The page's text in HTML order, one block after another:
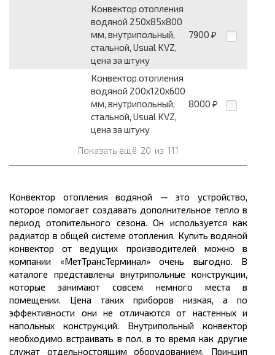
Конвектор отопления
водяной 250х85х800
мм, внутрипольный,
стальной, Usual KVZ,
цена за штуку
7900 ₽
Конвектор отопления
водяной 200х120х600
мм, внутрипольный,
стальной, Usual KVZ,
цена за штуку
8000 ₽
Показать ещё 20 из 111
Конвектор отопления водяной — это устройство,
которое помогает создавать дополнительное тепло в
период отопительного сезона. Он используется как
радиатор в общей системе отопления. Купить водяной
конвектор от ведущих производителей можно в
компании «МетТрансТерминал» очень выгодно. В
каталоге представлены внутрипольные конструкции,
которые занимают совсем немного места в
помещении. Цена таких приборов низкая, а по
эффективности они не отличаются от настенных и
напольных конструкций. Внутрипольный конвектор
необходимо встраивать в пол, в то время как другие
служат отдельностоящим оборудованием. Принцип